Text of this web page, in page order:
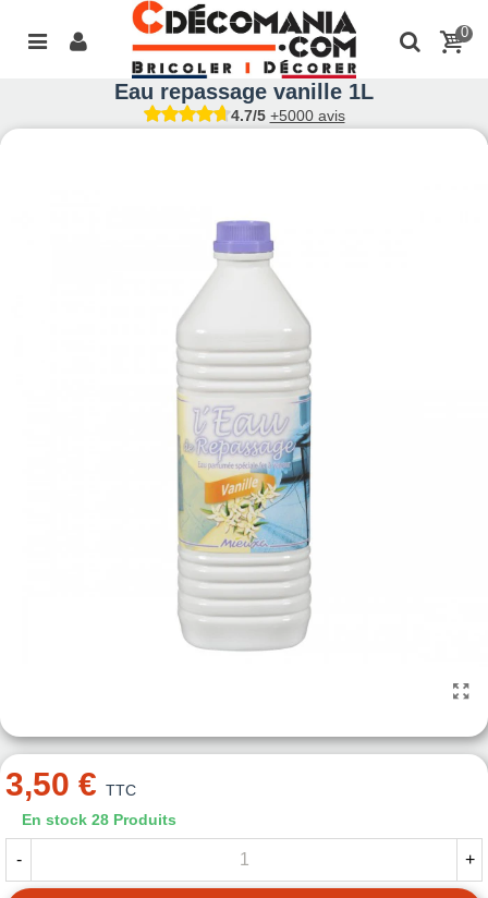
0
Eau repassage vanille 1L
4.7/5 +5000 avis
3,50 € TTC
En stock 28 Produits
- +